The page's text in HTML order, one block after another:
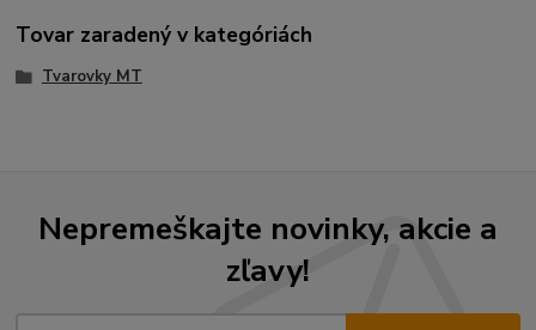
Tovar zaradený v kategóriách
Tvarovky MT
Nepremeškajte novinky, akcie a
zľavy!